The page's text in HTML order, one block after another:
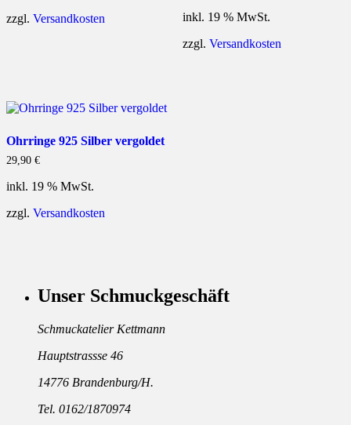
zzgl. Versandkosten
inkl. 19 % MwSt.
zzgl. Versandkosten
Ohrringe 925 Silber vergoldet
29,90 €
inkl. 19 % MwSt.
zzgl. Versandkosten
Unser Schmuckgeschäft
Schmuckatelier Kettmann
Hauptstrassse 46
14776 Brandenburg/H.
Tel. 0162/1870974